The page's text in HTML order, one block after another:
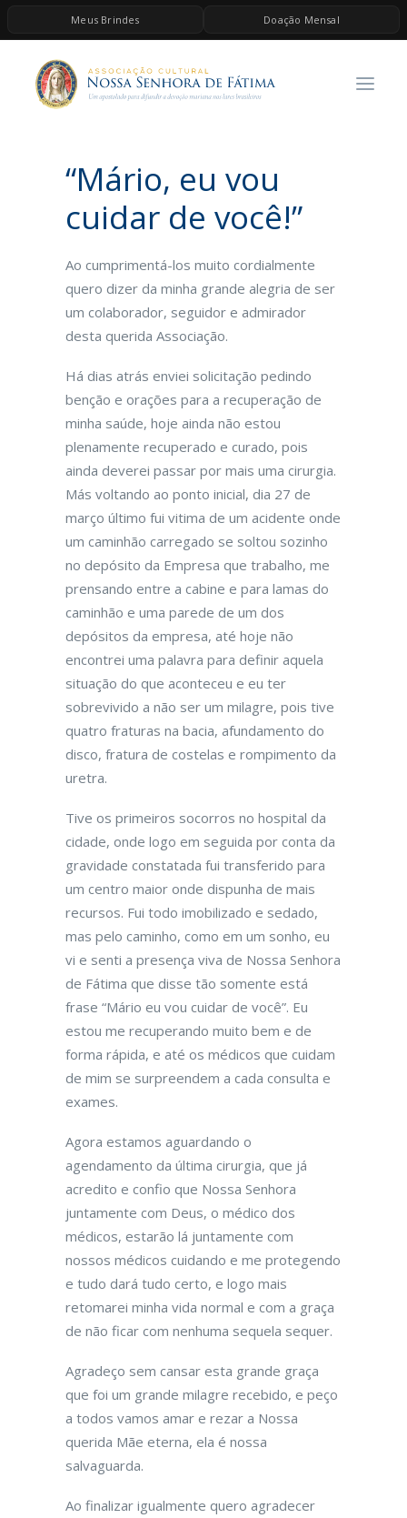
Meus Brindes Doação Mensal
HOME
A ASSOCIAÇÃO
ESPIRITUALIDADE
BRINDES
QUERO DOAR
“Mário, eu vou
cuidar de você!”
Ao cumprimentá-los muito cordialmente
quero dizer da minha grande alegria de ser
um colaborador, seguidor e admirador
desta querida Associação.
Há dias atrás enviei solicitação pedindo
benção e orações para a recuperação de
minha saúde, hoje ainda não estou
plenamente recuperado e curado, pois
ainda deverei passar por mais uma cirurgia.
Más voltando ao ponto inicial, dia 27 de
março último fui vitima de um acidente onde
um caminhão carregado se soltou sozinho
no depósito da Empresa que trabalho, me
prensando entre a cabine e para lamas do
caminhão e uma parede de um dos
depósitos da empresa, até hoje não
encontrei uma palavra para definir aquela
situação do que aconteceu e eu ter
sobrevivido a não ser um milagre, pois tive
quatro fraturas na bacia, afundamento do
disco, fratura de costelas e rompimento da
uretra.
Tive os primeiros socorros no hospital da
cidade, onde logo em seguida por conta da
gravidade constatada fui transferido para
um centro maior onde dispunha de mais
recursos. Fui todo imobilizado e sedado,
mas pelo caminho, como em um sonho, eu
vi e senti a presença viva de Nossa Senhora
de Fátima que disse tão somente está
frase “Mário eu vou cuidar de você”. Eu
estou me recuperando muito bem e de
forma rápida, e até os médicos que cuidam
de mim se surpreendem a cada consulta e
exames.
Agora estamos aguardando o
agendamento da última cirurgia, que já
acredito e confio que Nossa Senhora
juntamente com Deus, o médico dos
médicos, estarão lá juntamente com
nossos médicos cuidando e me protegendo
e tudo dará tudo certo, e logo mais
retomarei minha vida normal e com a graça
de não ficar com nenhuma sequela sequer.
Agradeço sem cansar esta grande graça
que foi um grande milagre recebido, e peço
a todos vamos amar e rezar a Nossa
querida Mãe eterna, ela é nossa
salvaguarda.
Ao finalizar igualmente quero agradecer